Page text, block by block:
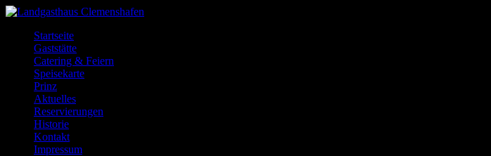
Startseite
Gaststätte
Catering & Feiern
Speisekarte
Prinz
Aktuelles
Reservierungen
Historie
Kontakt
Impressum